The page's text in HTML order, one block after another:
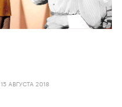
15 АВГУСТА 2018